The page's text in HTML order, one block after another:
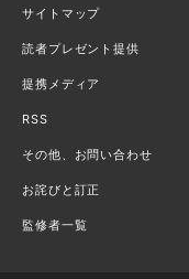
サイトマップ
読者プレゼント提供
提携メディア
RSS
その他、お問い合わせ
お詫びと訂正
監修者一覧